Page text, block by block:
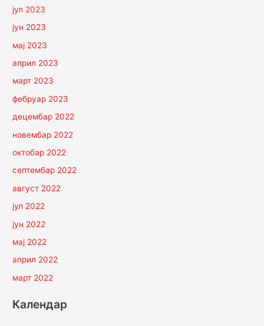
јул 2023
јун 2023
мај 2023
април 2023
март 2023
фебруар 2023
децембар 2022
новембар 2022
октобар 2022
септембар 2022
август 2022
јул 2022
јун 2022
мај 2022
април 2022
март 2022
Календар